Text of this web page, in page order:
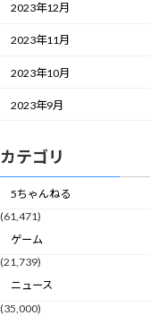
2023年12月
2023年11月
2023年10月
2023年9月
カテゴリ
5ちゃんねる
(61,471)
ゲーム
(21,739)
ニュース
(35,000)